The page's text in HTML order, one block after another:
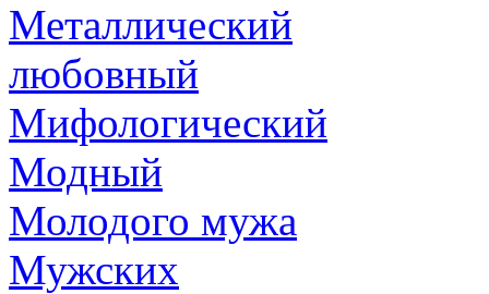
Металлический
любовный
Мифологический
Модный
Молодого мужа
Мужских